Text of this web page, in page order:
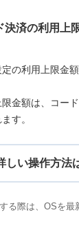
決済の利用上
の利用上限金
金額は、コー
す。
しい操作方法
る際は、OSを最